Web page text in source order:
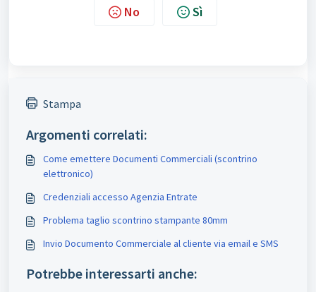
No Sì
Stampa
Argomenti correlati:
Come emettere Documenti Commerciali (scontrino
elettronico)
Credenziali accesso Agenzia Entrate
Problema taglio scontrino stampante 80mm
Invio Documento Commerciale al cliente via email e SMS
Potrebbe interessarti anche: